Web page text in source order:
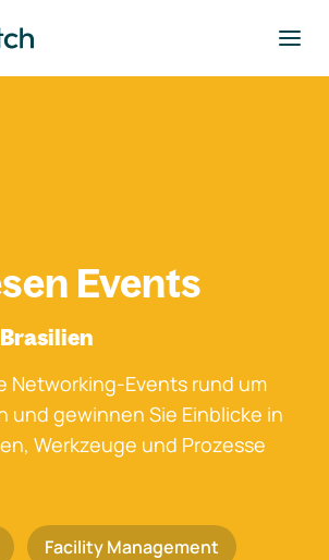
Events
Networking-Events rund um
und gewinnen Sie Einblicke in
Werkzeuge und Prozesse
Facility Management